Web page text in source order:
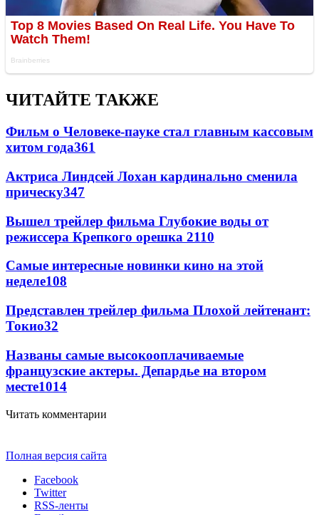
ЧИТАЙТЕ ТАКЖЕ
Фильм о Человеке-пауке стал главным кассовым
хитом года361
Актриса Линдсей Лохан кардинально сменила
прическу347
Вышел трейлер фильма Глубокие воды от
режиссера Крепкого орешка 2110
Самые интересные новинки кино на этой
неделе108
Представлен трейлер фильма Плохой лейтенант:
Токио32
Названы самые высокооплачиваемые
французские актеры. Депардье на втором
месте1014
Читать комментарии
Полная версия сайта
Facebook
Twitter
RSS-ленты